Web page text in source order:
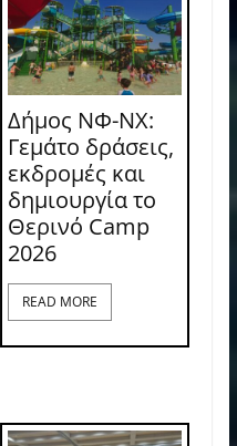
Δήμος ΝΦ-ΝΧ:
Γεμάτο δράσεις,
εκδρομές και
δημιουργία το
Θερινό Camp
2026
READ MORE